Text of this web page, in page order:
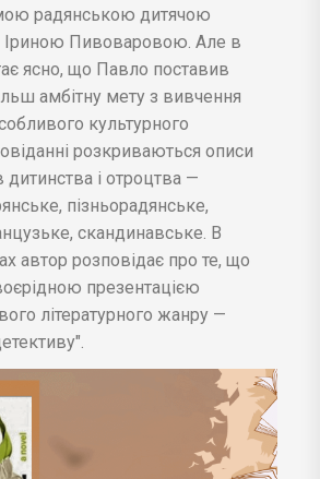
радянською дитячою
Пивоваровою. Але в
ясно, що Павло поставив
амбітну мету з вивчення
культурного
розкриваються описи
дитинства і отроцтва —
пізньорадянське,
скандинавське. В
автор розповідає про те, що
презентацією
літературного жанру —